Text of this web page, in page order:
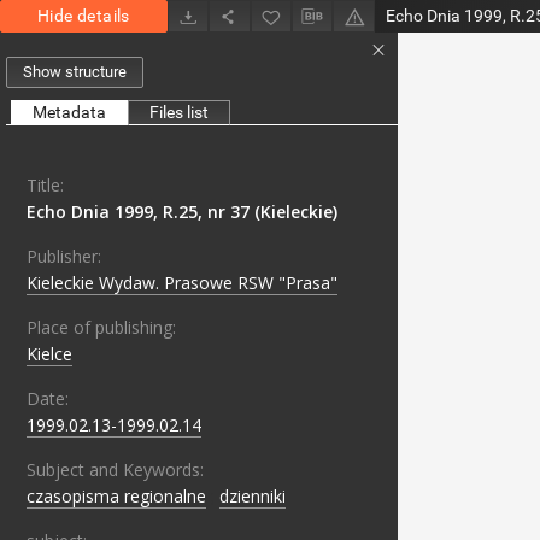
Hide details Echo Dnia 1999,
Show structure
Metadata Files list
Title:
Echo Dnia 1999, R.25, nr 37 (Kieleckie)
Publisher:
Kieleckie Wydaw. Prasowe RSW "Prasa"
Place of publishing:
Kielce
Date:
1999.02.13-1999.02.14
Subject and Keywords:
czasopisma regionalne
dzienniki